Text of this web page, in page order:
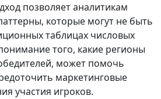
позволяет аналитикам
которые могут не быть
таблицах числовых
того, какие регионы
может помочь
маркетинговые
участия игроков.